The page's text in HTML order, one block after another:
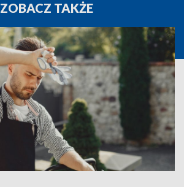
ZOBACZ TAKŻE